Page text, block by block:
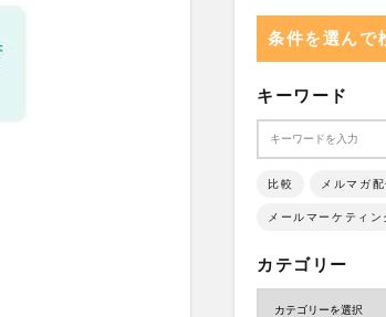
条件を選んで
キーワード
比較 メルマガ配
メールマーケティン
カテゴリー